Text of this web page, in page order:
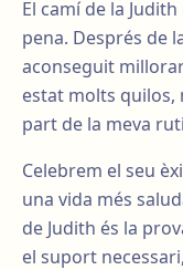
El camí de la
pena. Després de
aconseguit
estat molts quilos,
part de la meva
Celebrem el seu
una vida més
de Judith és la
el suport